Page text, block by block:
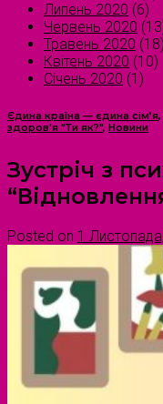
Липень 2020 (6)
Червень 2020
Травень 2020 (18)
Квітень 2020 (10)
Січень 2020 (1)
Єдина країна — єдина сім’я,
здоров'я "Ти як?", Новини
Зустріч з
Posted on 1